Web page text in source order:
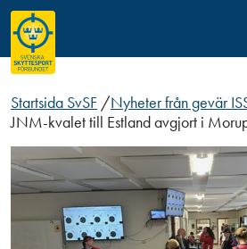
Startsida SvSF /Nyheter från gevär
JNM-kvalet till Estland avgjort i